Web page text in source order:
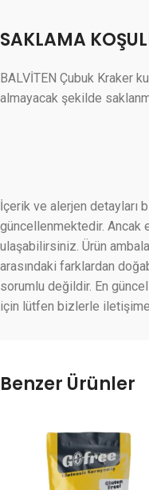
SAKLAMA
BALVİTEN Çubuk Kraker
almayacak şekilde
İçerik ve alerjen detayları
güncellenmektedir. Ancak
ulaşabilirsiniz. Ürün
arasındaki farklardan
sorumlu değildir. En
için lütfen bizlerle
Benzer Ürünler